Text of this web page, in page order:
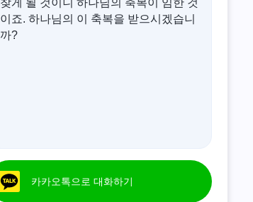
찾게 될 것이니 하나님의 축복이 임한 것
이죠. 하나님의 이 축복을 받으시겠습니
까?
카카오톡으로 대화하기